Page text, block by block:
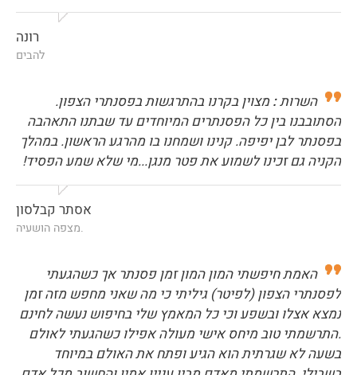
רונה
להבים
השרות:מצוין בקרנו בהתרגשות בפסנתרי הצפון.
הסתובבנו בין כל הפסנתרים המיוחדים עד שבתנו התאהבה
בפסנתר לבן יפיפה. קנינו ושמחנו בו מהרגע הראשון. במהלך
הקניה גם זכינו לשמוע את פטר מנגן...מי שלא שמע הפסיד!
אסתר קבלסון
.מצפה הושעיה
האמת חיפשתי המון המון זמן פסנתר אך כשהגעתי
לפסנתרי הצפון (לפיטר) גיליתי כי מה שאני מחפש מזה זמן
נמצא אצלו ובשפע וכי כל המאמץ שלי בחיפוש נעשה לחינם
.התרשמתי טוב מיחס אישי מעולה אפילו כשהגעתי לאולם
בשעה לא שגרתית הוא הגיע ופתח את האולם במיוחד